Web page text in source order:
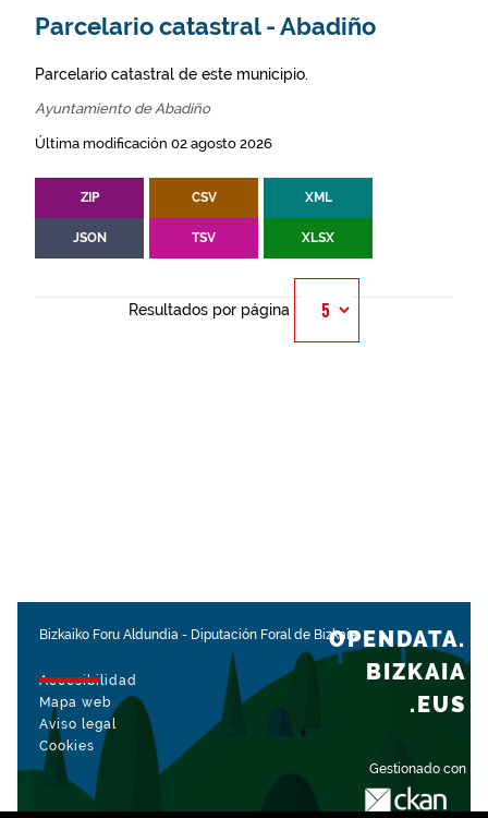
Parcelario catastral - Abadiño
Parcelario catastral de este municipio.
Ayuntamiento de Abadiño
Última modificación 02 agosto 2026
ZIP CSV XML
JSON TSV XLSX
Resultados por página
Bizkaiko Foru Aldundia - Diputación Foral de Bizkaia
Accesibilidad
Mapa web
Aviso legal
Cookies
Gestionado con
OPENDATA.
BIZKAIA
.EUS